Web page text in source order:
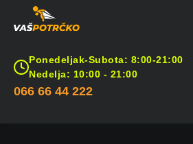
Ponedeljak-Subota: 8:00-21:00
Nedelja: 10:00 - 21:00
066 66 44 222